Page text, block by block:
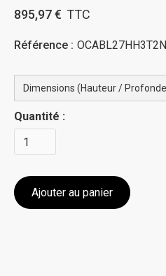
895,97 € TTC
Référence : OCABL27HH3T2N
Quantité :